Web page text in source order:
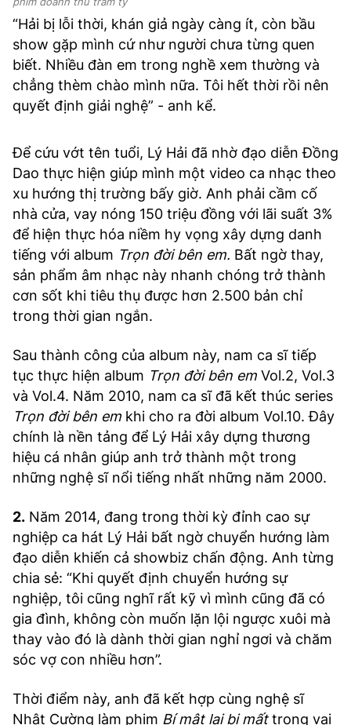
“Hải bị lỗi thời, khán giả ngày càng ít, còn bầu
show gặp mình cứ như người chưa từng quen
biết. Nhiều đàn em trong nghề xem thường và
chẳng thèm chào mình nữa. Tôi hết thời rồi nên
quyết định giải nghệ” - anh kể.
Để cứu vớt tên tuổi, Lý Hải đã nhờ đạo diễn Đồng
Dao thực hiện giúp mình một video ca nhạc theo
xu hướng thị trường bấy giờ. Anh phải cầm cố
nhà cửa, vay nóng 150 triệu đồng với lãi suất 3%
để hiện thực hóa niềm hy vọng xây dựng danh
tiếng với album Trọn đời bên em. Bất ngờ thay,
sản phẩm âm nhạc này nhanh chóng trở thành
cơn sốt khi tiêu thụ được hơn 2.500 bản chỉ
trong thời gian ngắn.
Sau thành công của album này, nam ca sĩ tiếp
tục thực hiện album Trọn đời bên em Vol.2, Vol.3
và Vol.4. Năm 2010, nam ca sĩ đã kết thúc series
Trọn đời bên em khi cho ra đời album Vol.10. Đây
chính là nền tảng để Lý Hải xây dựng thương
hiệu cá nhân giúp anh trở thành một trong
những nghệ sĩ nổi tiếng nhất những năm 2000.
2. Năm 2014, đang trong thời kỳ đỉnh cao sự
nghiệp ca hát Lý Hải bất ngờ chuyển hướng làm
đạo diễn khiến cả showbiz chấn động. Anh từng
chia sẻ: “Khi quyết định chuyển hướng sự
nghiệp, tôi cũng nghĩ rất kỹ vì mình cũng đã có
gia đình, không còn muốn lặn lội ngược xuôi mà
thay vào đó là dành thời gian nghỉ ngơi và chăm
sóc vợ con nhiều hơn”.
Thời điểm này, anh đã kết hợp cùng nghệ sĩ
Nhật Cường làm phim Bí mật lại bị mấttrong vai